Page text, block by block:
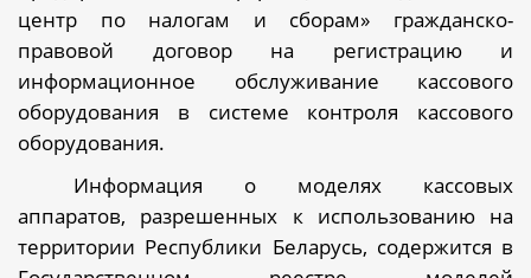
центр по налогам и сборам» гражданско-
правовой договор на регистрацию и
информационное обслуживание кассового
оборудования в системе контроля кассового
оборудования.
Информация о моделях кассовых
аппаратов, разрешенных к использованию на
территории Республики Беларусь, содержится в